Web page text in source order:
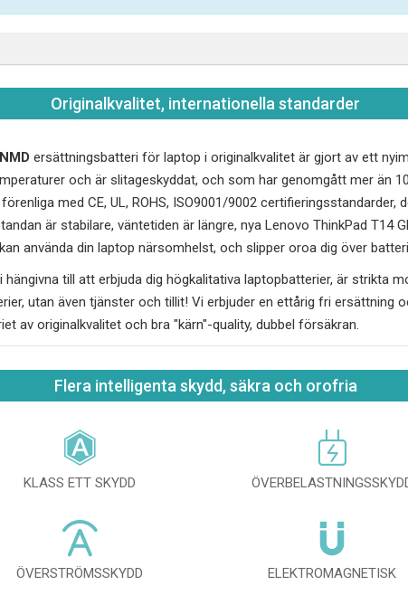
Originalkvalitet, internationella standarder
ersättningsbatteri för laptop i originalkvalitet är gjort av ett
och är slitageskyddat, och som har genomgått mer än
med CE, UL, ROHS, ISO9001/9002
är stabilare, väntetiden är längre, nya Lenovo ThinkPad T14
använda din laptop närsomhelst, och slipper oroa dig över
till att erbjuda dig högkalitativa laptopbatterier, är strikta
utan även tjänster och tillit! Vi erbjuder en ettårig fri ersättning
av originalkvalitet och bra "kärn"-quality, dubbel försäkran.
Flera intelligenta skydd, säkra och orofria
KLASS ETT SKYDD
ÖVERSTRÖMSSKYDD ELEKTROMAGNETISK